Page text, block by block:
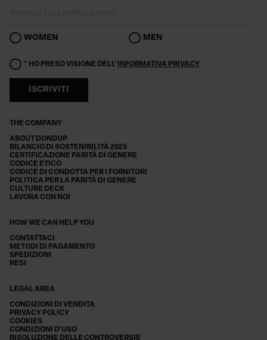
THE COMPANY
ABOUT DONDUP
BILANCIO DI SOSTENIBILITÀ 2025
CERTIFICAZIONE PARITÀ DI GENERE
CODICE ETICO
CODICE DI CONDOTTA PER I FORNITORI
POLITICA PER LA PARITÀ DI GENERE
CULTURE DECK
LAVORA CON NOI
HOW WE CAN HELP YOU
CONTATTACI
METODI DI PAGAMENTO
SPEDIZIONI
RESI
LEGAL AREA
CONDIZIONI DI VENDITA
PRIVACY POLICY
COOKIES
CONDIZIONI D'USO
RISOLUZIONE DELLE CONTROVERSIE
WOMEN MEN
* HO PRESO VISIONE DELL' INFORMATIVA PRIVACY
ISCRIVITI